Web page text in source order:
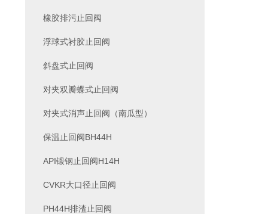
橡胶排污止回阀
浮球式衬胶止回阀
斜盘式止回阀
对夹双瓣蝶式止回阀
对夹式消声止回阀（南瓜型）
保温止回阀BH44H
API锻钢止回阀H14H
CVKR大口径止回阀
PH44H排渣止回阀